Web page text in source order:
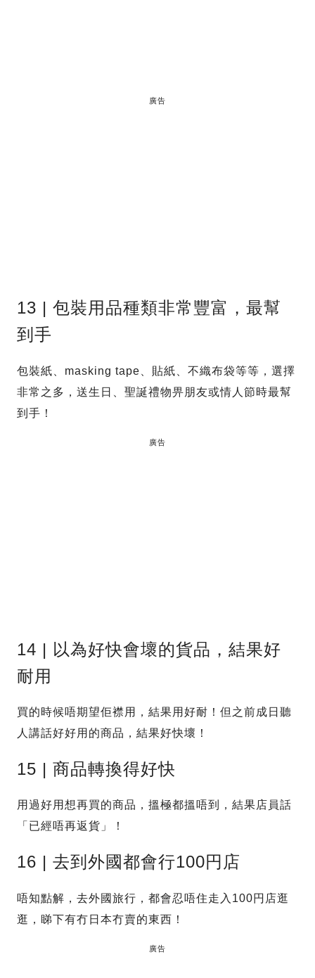
廣告
13 | 包裝用品種類非常豐富，最幫
到手
包裝紙、masking tape、貼紙、不織布袋等等，選擇
非常之多，送生日、聖誕禮物畀朋友或情人節時最幫
到手！
廣告
14 | 以為好快會壞的貨品，結果好
耐用
買的時候唔期望佢襟用，結果用好耐！但之前成日聽
人講話好好用的商品，結果好快壞！
15 | 商品轉換得好快
用過好用想再買的商品，搵極都搵唔到，結果店員話
「已經唔再返貨」！
16 | 去到外國都會行100円店
唔知點解，去外國旅行，都會忍唔住走入100円店逛
逛，睇下有冇日本冇賣的東西！
廣告